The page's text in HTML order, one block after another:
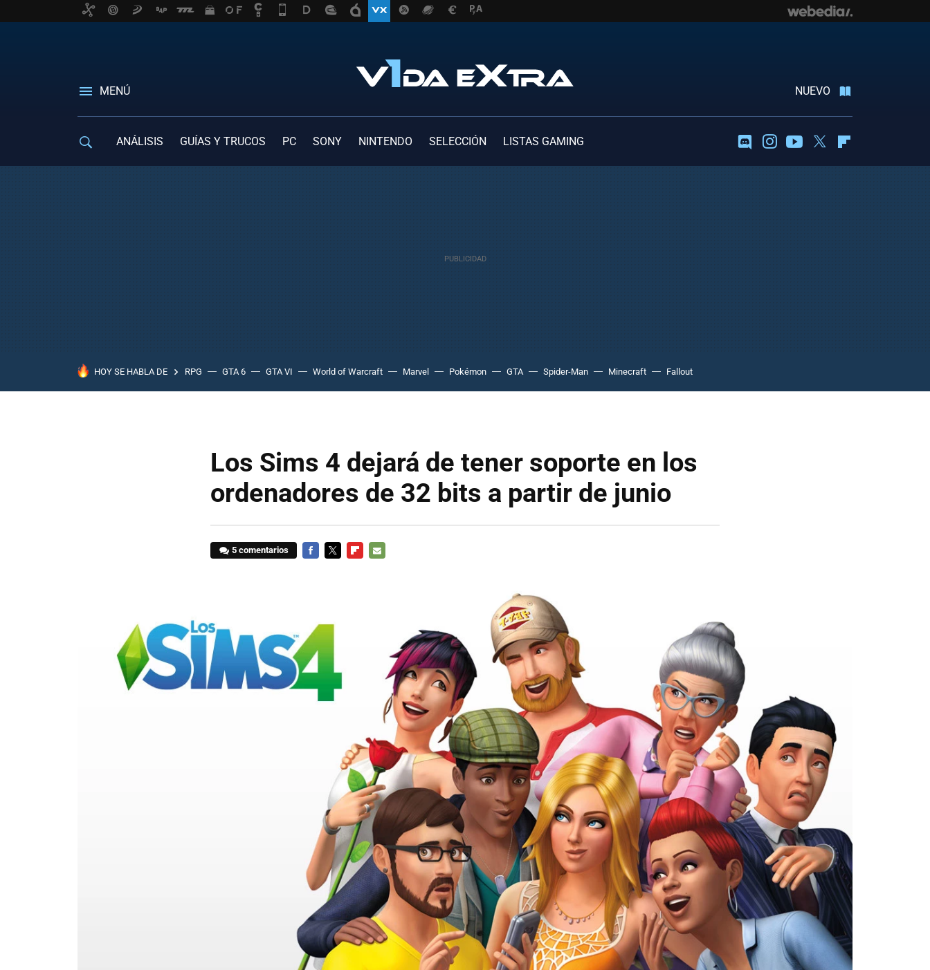
MENÚ NUEVO
ANÁLISIS GUÍAS Y TRUCOS PC SONY NINTENDO SELECCIÓN LISTAS GAMING DiscordInstagramYoutubeTwitter
HOY SE HABLA DE RPG GTA 6 GTA VI World of Warcraft Marvel Pokémon GTA Spider-Man Minecraft Fallout
Los Sims 4 dejará de tener soporte en los
ordenadores de 32 bits a partir de junio
5 comentarios